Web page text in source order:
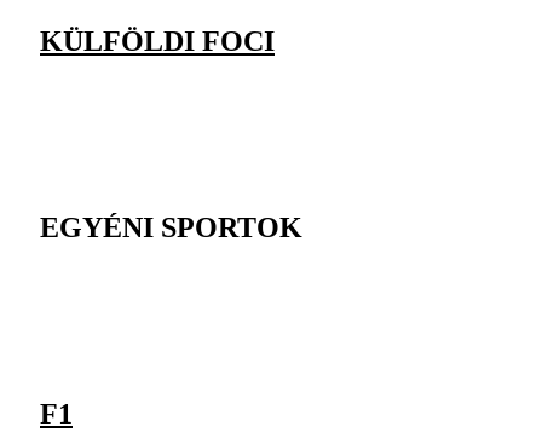
KÜLFÖLDI FOCI
EGYÉNI SPORTOK
F1